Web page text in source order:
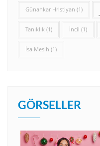
Günahkar Hristiyan (1)
Tanıklık (1) İncil (1)
İsa Mesih (1)
GÖRSELLER